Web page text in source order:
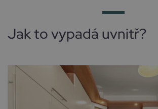
Jak to vypadá uvnitř?